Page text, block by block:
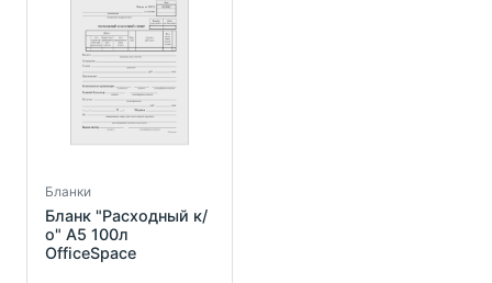
Бланки
Бланк "Расходный к/
о" А5 100л
OfficeSpace